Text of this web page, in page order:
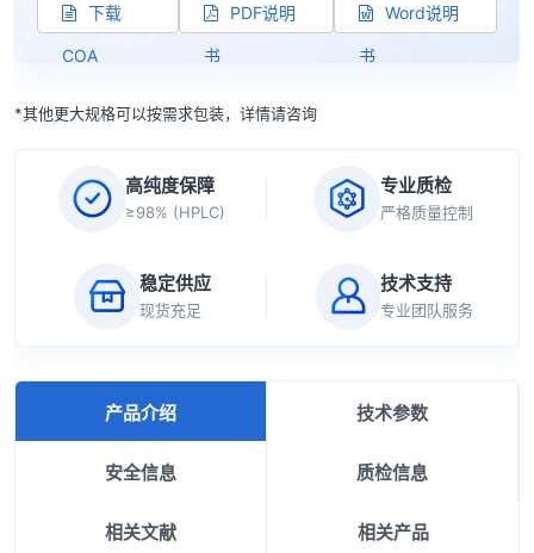
下载
COA
PDF说明
书
Word说明
书
*其他更大规格可以按需求包装，详情请咨询
高纯度保障
≥98% (HPLC)
专业质检
严格质量控制
稳定供应
现货充足
技术支持
专业团队服务
产品介绍 技术参数
安全信息 质检信息
相关文献 相关产品